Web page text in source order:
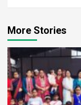
More Stories